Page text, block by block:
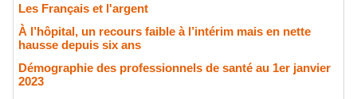
Les Français et l'argent
À l’hôpital, un recours faible à l’intérim mais en nette
hausse depuis six ans
Démographie des professionnels de santé au 1er janvier
2023